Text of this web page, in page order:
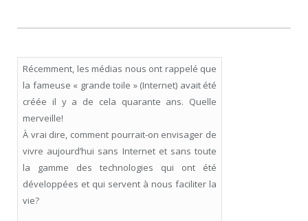
Récemment, les médias nous ont rappelé que
la fameuse « grande toile » (Internet) avait été
créée il y a de cela quarante ans. Quelle
merveille!
À vrai dire, comment pourrait-on envisager de
vivre aujourd’hui sans Internet et sans toute
la gamme des technologies qui ont été
développées et qui servent à nous faciliter la
vie?